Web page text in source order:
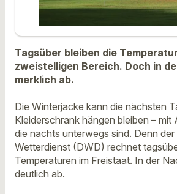
Tagsüber bleiben die
zweistelligen Bereich. Doch in
merklich ab.
Die Winterjacke kann die nächsten
Kleiderschrank hängen bleiben – mit
die nachts unterwegs sind. Denn
Wetterdienst (DWD) rechnet
Temperaturen im Freistaat. In der
deutlich ab.